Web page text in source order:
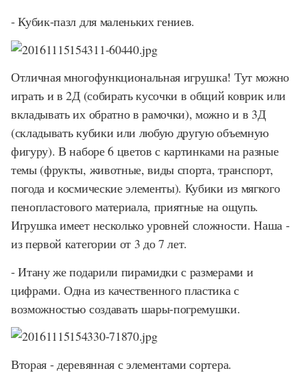
- Кубик-пазл для маленьких гениев.
Отличная многофункциональная игрушка! Тут можно
играть и в 2Д (собирать кусочки в общий коврик или
вкладывать их обратно в рамочки), можно и в 3Д
(складывать кубики или любую другую объемную
фигуру). В наборе 6 цветов с картинками на разные
темы (фрукты, животные, виды спорта, транспорт,
погода и космические элементы). Кубики из мягкого
пенопластового материала, приятные на ощупь.
Игрушка имеет несколько уровней сложности. Наша -
из первой категории от 3 до 7 лет.
- Итану же подарили пирамидки с размерами и
цифрами. Одна из качественного пластика с
возможностью создавать шары-погремушки.
Вторая - деревянная с элементами сортера.